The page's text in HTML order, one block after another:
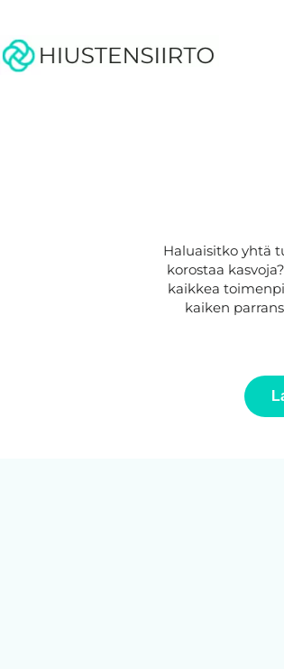
Haluaisitko yhtä
korostaa
kaikkea
kaiken